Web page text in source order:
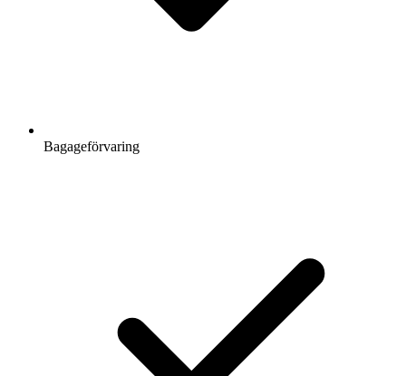
Bagageförvaring